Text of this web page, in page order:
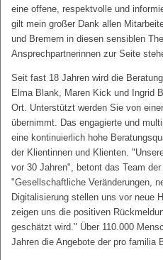
eine offene, respektvolle und
gilt mein großer Dank allen
und Bremern in diesen sensiblen
Ansprechpartnerinnen zur Seite
Seit fast 18 Jahren wird die
Elma Blank, Maren Kick und Ingrid
Ort. Unterstützt werden Sie von
übernimmt. Das engagierte und
eine kontinuierlich hohe
der Klientinnen und Klienten.
vor 30 Jahren", betont das Team
"Gesellschaftliche Veränderungen,
Digitalisierung stellen uns vor neue
zeigen uns die positiven
geschätzt wird." Über 110.000
Jahren die Angebote der pro familia